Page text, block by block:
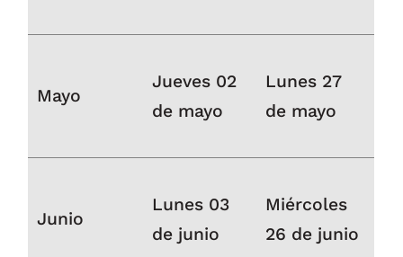
Mayo
Jueves 02
de mayo
Lunes 27
de mayo
Junio
Lunes 03
de junio
Miércoles
26 de junio